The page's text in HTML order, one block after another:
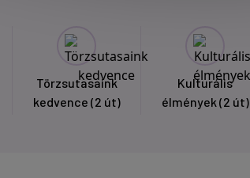
Törzsutasaink
kedvence (2 út)
Kulturális
élmények (2 út)